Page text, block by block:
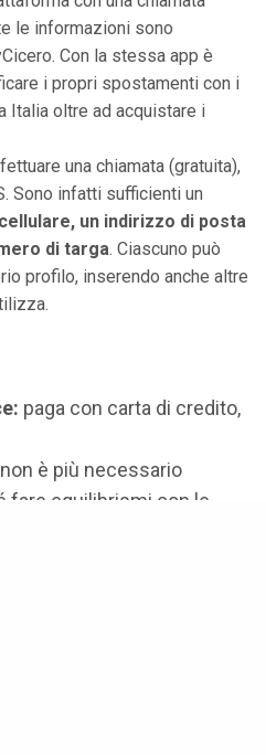
le informazioni sono
Con la stessa app è
i propri spostamenti con i
Italia oltre ad acquistare i
una chiamata (gratuita),
Sono infatti sufficienti un
un indirizzo di posta
di targa. Ciascuno può
profilo, inserendo anche altre
paga con carta di credito,
non è più necessario
fare equilibrismi con le